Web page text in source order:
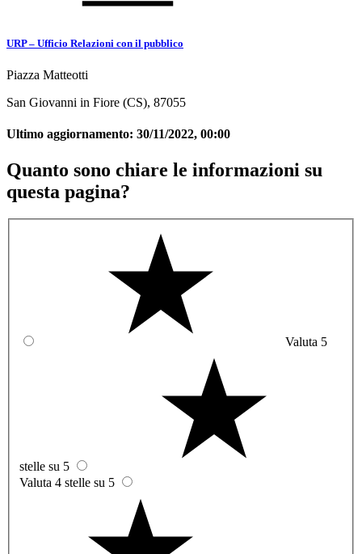
URP – Ufficio Relazioni con il pubblico
Piazza Matteotti
San Giovanni in Fiore (CS), 87055
Ultimo aggiornamento: 30/11/2022, 00:00
Quanto sono chiare le informazioni su
questa pagina?
Valuta 5
stelle su 5
Valuta 4 stelle su 5